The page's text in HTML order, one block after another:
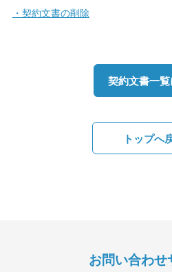
・契約文書の削除
契約文書一覧
トップへ
お問い合わせ